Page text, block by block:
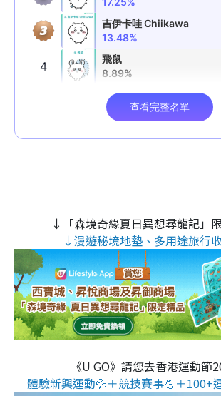
↓「森境奇緣夏日異想尋龍記」
↓漫遊秘境地墊、多用途旅行
《U GO》請您去香港運動節
體驗新興運動💦＋競技賽事💪＋100+